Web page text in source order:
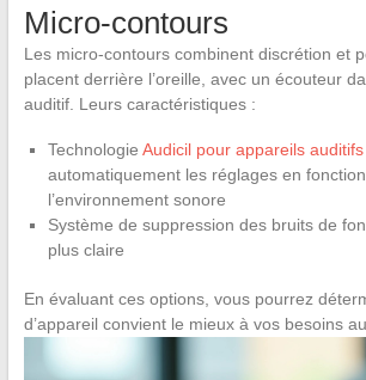
Micro-contours
Les micro-contours combinent discrétion et
placent derrière l’oreille, avec un écouteur
auditif. Leurs caractéristiques :
Technologie Audicil pour appareils auditifs
automatiquement les réglages en
l’environnement sonore
Système de suppression des bruits de
plus claire
En évaluant ces options, vous pourrez
d’appareil convient le mieux à vos besoins